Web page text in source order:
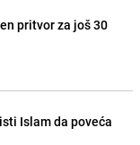
pritvor za još 30
Islam da poveća